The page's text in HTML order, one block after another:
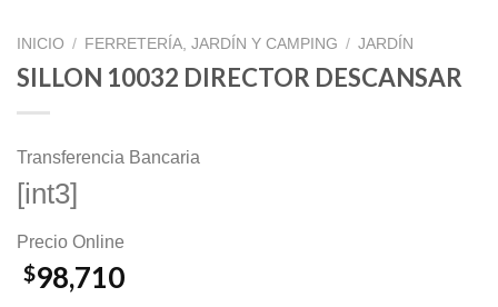
INICIO / FERRETERÍA, JARDÍN Y CAMPING / JARDÍN
SILLON 10032 DIRECTOR DESCANSAR
Transferencia Bancaria
[int3]
Precio Online
$98,710